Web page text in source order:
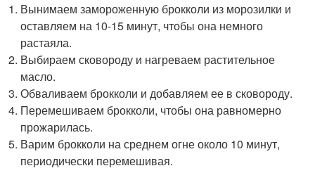
Вынимаем замороженную брокколи из морозилки и
оставляем на 10-15 минут, чтобы она немного
растаяла.
Выбираем сковороду и нагреваем растительное
масло.
Обваливаем брокколи и добавляем ее в сковороду.
Перемешиваем брокколи, чтобы она равномерно
прожарилась.
Варим брокколи на среднем огне около 10 минут,
периодически перемешивая.